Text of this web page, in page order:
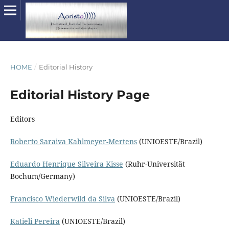
HOME / Editorial History
Editorial History Page
Editors
Roberto Saraiva Kahlmeyer-Mertens(UNIOESTE/Brazil)
Eduardo Henrique Silveira Kisse (Ruhr-Universität
Bochum/Germany)
Francisco Wiederwild da Silva(UNIOESTE/Brazil)
Katieli Pereira(UNIOESTE/Brazil)